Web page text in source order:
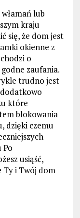
lub
kraju
się, że dom jest
okienne z
o
zaufania.
trudno jest
które
blokowania
dzięki czemu
Po
usiąść,
Ty i Twój dom